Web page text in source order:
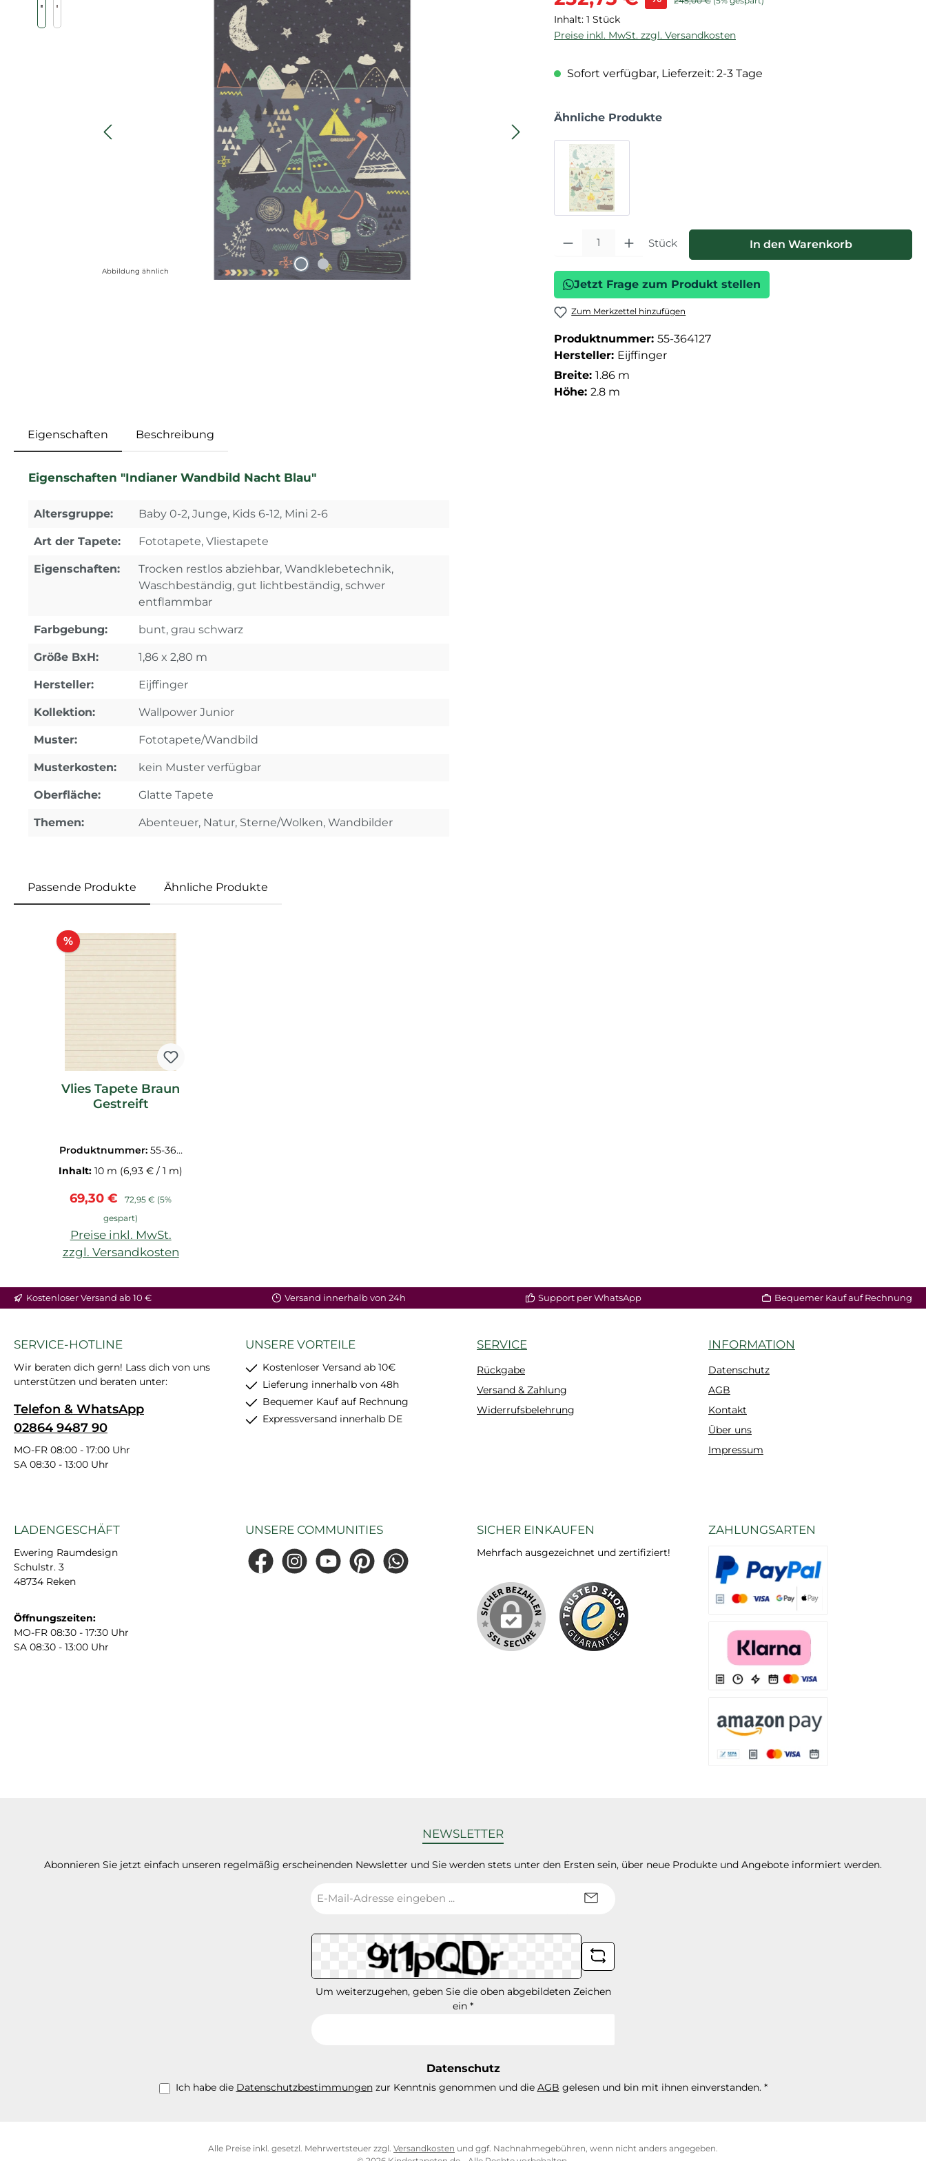
Abbildung ähnlich
Inhalt: 1 Stück
Preise inkl. MwSt. zzgl. Versandkosten
Sofort verfügbar, Lieferzeit: 2-3 Tage
Ähnliche Produkte
Produkt Anzahl: Gib den gewünschten Wert ein oder benutze die
Stück In den Warenkorb
Jetzt Frage zum Produkt stellen
Zum Merkzettel hinzufügen
Produktnummer: 55-364127
Hersteller: Eijffinger
Breite: 1.86 m
Höhe: 2.8 m
Eigenschaften Beschreibung
Eigenschaften "Indianer Wandbild Nacht Blau"
Altersgruppe: Baby 0-2, Junge, Kids 6-12, Mini 2-6
Art der Tapete: Fototapete, Vliestapete
Eigenschaften:
Trocken restlos abziehbar, Wandklebetechnik,
Waschbeständig, gut lichtbeständig, schwer
entflammbar
Farbgebung: bunt, grau schwarz
Größe BxH: 1,86 x 2,80 m
Hersteller: Eijffinger
Kollektion: Wallpower Junior
Muster: Fototapete/Wandbild
Musterkosten: kein Muster verfügbar
Oberfläche: Glatte Tapete
Themen: Abenteuer, Natur, Sterne/Wolken, Wandbilder
Passende Produkte Ähnliche Produkte
%Rabatt
Vlies Tapete Braun
Gestreift
Produktnummer: 55-364
012
Inhalt:10 m (6,93 € / 1 m)
Verkaufspreis:
69,30 € Regulärer Preis:
72,95 € (5%
gespart)
Preise inkl. MwSt.
zzgl. Versandkosten
Kostenloser Versand ab 10 € Versand innerhalb von 24h Support per WhatsApp Bequemer Kauf auf Rechnung
SERVICE-HOTLINE
Wir beraten dich gern! Lass dich von uns
unterstützen und beraten unter:
Telefon & WhatsApp
02864 9487 90
MO-FR 08:00 - 17:00 Uhr
SA 08:30 - 13:00 Uhr
UNSERE VORTEILE
Kostenloser Versand ab 10€
Lieferung innerhalb von 48h
Bequemer Kauf auf Rechnung
Expressversand innerhalb DE
SERVICE
Rückgabe
Versand & Zahlung
Widerrufsbelehrung
INFORMATION
Datenschutz
AGB
Kontakt
Über uns
Impressum
LADENGESCHÄFT
Ewering Raumdesign
Schulstr. 3
48734 Reken
Öffnungszeiten:
MO-FR 08:30 - 17:30 Uhr
SA 08:30 - 13:00 Uhr
UNSERE COMMUNITIES
FacebookInstagramYouTubePinterestWhatsApp
SICHER EINKAUFEN
Mehrfach ausgezeichnet und zertifiziert!
ZAHLUNGSARTEN
NEWSLETTER
Abonnieren Sie jetzt einfach unseren regelmäßig erscheinenden Newsletter und Sie werden stets unter den Ersten sein, über neue Produkte und Angebote informiert werden.
Mail-
*
Um weiterzugehen, geben Sie die oben abgebildeten Zeichen
ein *
Datenschutz
Ich habe die Datenschutzbestimmungenzur Kenntnis genommen und die AGB gelesen und bin mit ihnen einverstanden. *
Alle Preise inkl. gesetzl. Mehrwertsteuer zzgl. Versandkosten und ggf. Nachnahmegebühren, wenn nicht anders angegeben.